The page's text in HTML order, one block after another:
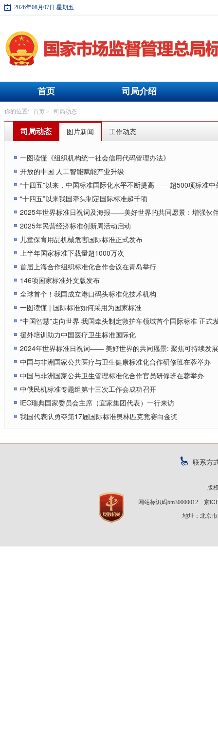
2026年08月07日 星期五
首页 司局介绍
你的位置: 首页 > 司局动态
司局动态 图片新闻 工作动态
一图读懂《组织机构统一社会信用代码管理办法》
开放的中国 人工智能赋能产业升级
“十四五”以来，中国标准国际化水平不断提高—— 超500项标准中
“十四五”以来我国牵头制定国际标准超千项
2025年世界标准日祝词及海报——美好世界的共同愿景：增强伙
2025年民营经济标准创新周活动启动
儿童保育用品机械危害国际标准正式发布
上半年国家标准下载量超1000万次
首届上海合作组织标准化合作会议在青岛举行
146项国家标准外文版发布
全球首个！我国成立港口码头标准化技术机构
一图读懂 | 国际标准如何采用为国家标准
“中国智慧”走向世界 我国牵头制定救护车领域首个国际标准 正式
援外培训助力中国医疗卫生标准国际化
2024年世界标准日祝词—— 美好世界的共同愿景: 聚焦可持续发
中国与非洲国家公共医疗与卫生健康标准化合作研修班在蓉举办
中国与非洲国家公共卫生管理标准化合作官员研修班在蓉举办
中俄民机标准专题组第十三次工作会成功召开
IEC瑞典国家委员会主席（宜家集团代表）一行来访
我国代表队勇夺第17届国际标准奥林匹克竞赛白金奖
联系方
版
网站标识码bm30000012 京
地址：北京